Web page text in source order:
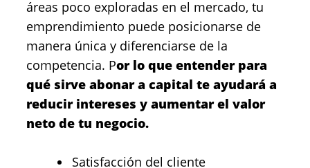
áreas poco exploradas en el mercado, tu
emprendimiento puede posicionarse de
manera única y diferenciarse de la
competencia. Por lo que entender para
qué sirve abonar a capital te ayudará a
reducir intereses y aumentar el valor
neto de tu negocio.
Satisfacción del cliente